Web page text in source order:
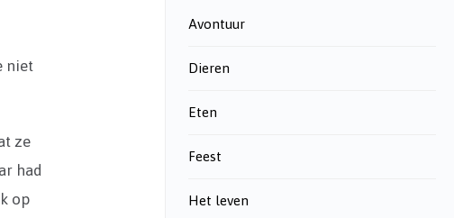
niet
ze
had
op
Avontuur
Dieren
Eten
Feest
Het leven